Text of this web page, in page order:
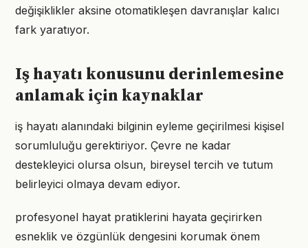
değişiklikler aksine otomatikleşen davranışlar kalıcı
fark yaratıyor.
Iş hayatı konusunu derinlemesine
anlamak için kaynaklar
iş hayatı alanındaki bilginin eyleme geçirilmesi kişisel
sorumluluğu gerektiriyor. Çevre ne kadar
destekleyici olursa olsun, bireysel tercih ve tutum
belirleyici olmaya devam ediyor.
profesyonel hayat pratiklerini hayata geçirirken
esneklik ve özgünlük dengesini korumak önem